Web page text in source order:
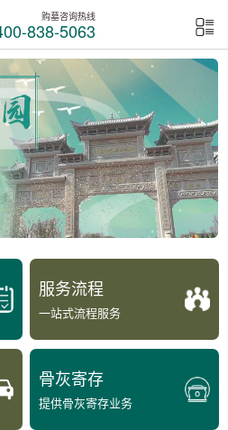
购墓咨询热线
838-5063
服务流程
一站式流程服务
骨灰寄存
提供骨灰寄存业务